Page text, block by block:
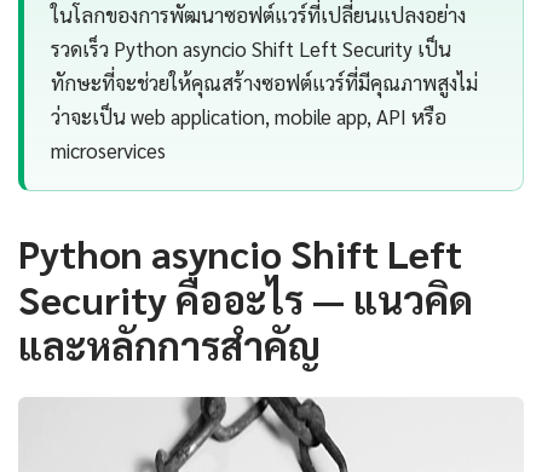
ในโลกของการพัฒนาซอฟต์แวร์ที่เปลี่ยนแปลงอย่าง
รวดเร็ว Python asyncio Shift Left Security เป็น
ทักษะที่จะช่วยให้คุณสร้างซอฟต์แวร์ที่มีคุณภาพสูงไม่
ว่าจะเป็น web application, mobile app, API หรือ
microservices
Python asyncio Shift Left
Security คืออะไร — แนวคิด
และหลักการสำคัญ